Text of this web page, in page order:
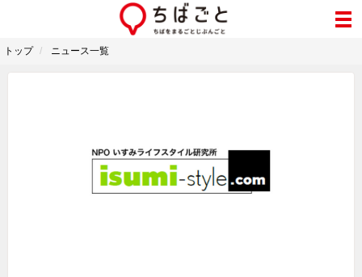
トップ ニュース一覧